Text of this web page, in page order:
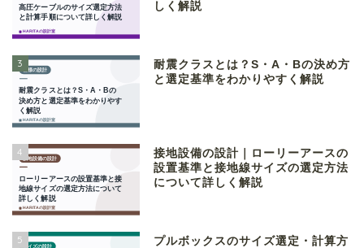
しく解説
3
耐震クラスとは？S・A・Bの決め方
と選定基準をわかりやすく解説
4
接地設備の設計｜ローリーアースの
設置基準と接地線サイズの選定方法
について詳しく解説
5
プルボックスのサイズ選定・計算方